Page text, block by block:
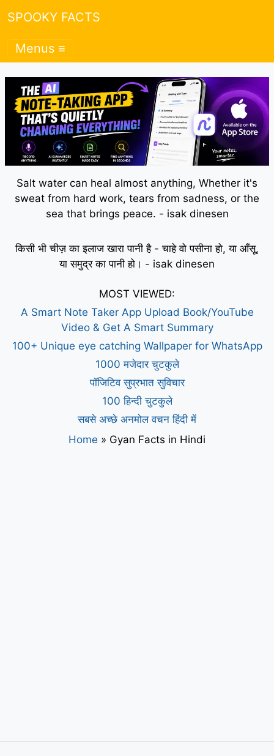
SPOOKY FACTS
Menus ≡
Salt water can heal almost anything, Whether it's
sweat from hard work, tears from sadness, or the
sea that brings peace. - isak dinesen
किसी भी चीज़ का इलाज खारा पानी है - चाहे वो पसीना हो, या आँसू,
या समुद्र का पानी हो। - isak dinesen
MOST VIEWED:
A Smart Note Taker App Upload Book/YouTube
Video & Get A Smart Summary
100+ Unique eye catching Wallpaper for WhatsApp
1000 मजेदार चुटकुले
पॉजिटिव सुप्रभात सुविचार
100 हिन्दी चुटकुले
सबसे अच्छे अनमोल वचन हिंदी में
Home » Gyan Facts in Hindi